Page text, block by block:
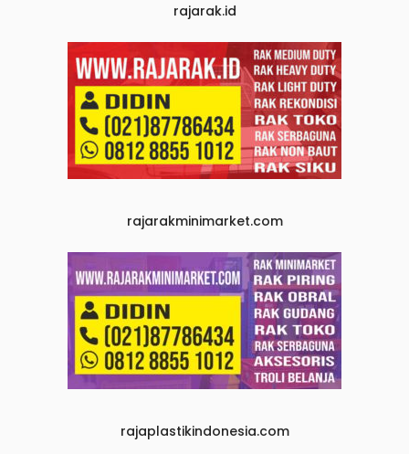
rajarak.id
rajarakminimarket.com
rajaplastikindonesia.com